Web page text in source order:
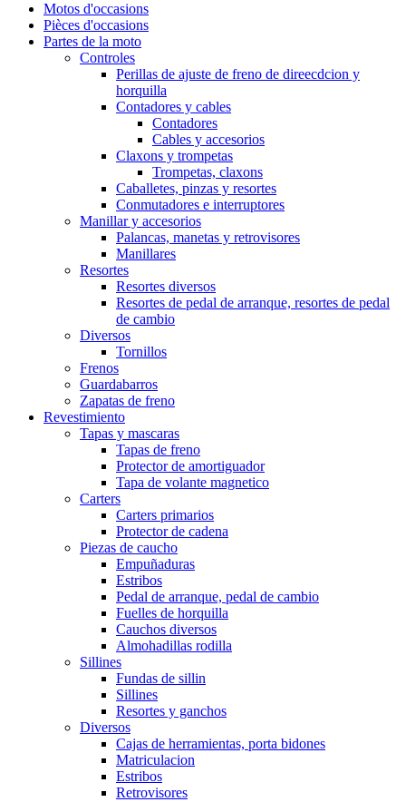
Motos d'occasions
Pièces d'occasions
Partes de la moto
Controles
Perillas de ajuste de freno de direecdcion y
horquilla
Contadores y cables
Contadores
Cables y accesorios
Claxons y trompetas
Trompetas, claxons
Caballetes, pinzas y resortes
Conmutadores e interruptores
Manillar y accesorios
Palancas, manetas y retrovisores
Manillares
Resortes
Resortes diversos
Resortes de pedal de arranque, resortes de pedal
de cambio
Diversos
Tornillos
Frenos
Guardabarros
Zapatas de freno
Revestimiento
Tapas y mascaras
Tapas de freno
Protector de amortiguador
Tapa de volante magnetico
Carters
Carters primarios
Protector de cadena
Piezas de caucho
Empuñaduras
Estribos
Pedal de arranque, pedal de cambio
Fuelles de horquilla
Cauchos diversos
Almohadillas rodilla
Sillines
Fundas de sillin
Sillines
Resortes y ganchos
Diversos
Cajas de herramientas, porta bidones
Matriculacion
Estribos
Retrovisores